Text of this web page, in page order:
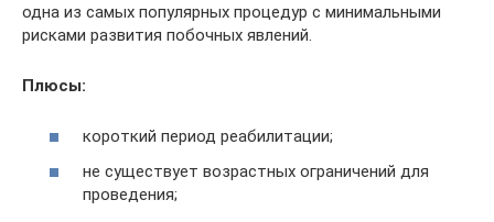
одна из самых популярных процедур с минимальными
рисками развития побочных явлений.
Плюсы:
короткий период реабилитации;
не существует возрастных ограничений для
проведения;